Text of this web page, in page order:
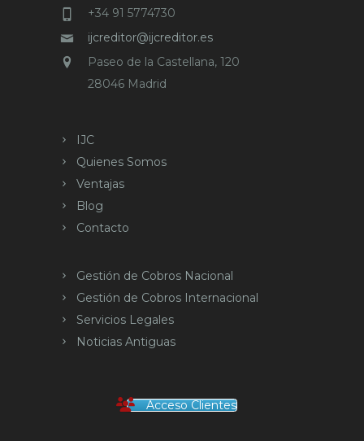
+34 91 5774730
ijcreditor@ijcreditor.es
Paseo de la Castellana, 120
28046 Madrid
IJC
Quienes Somos
Ventajas
Blog
Contacto
Gestión de Cobros Nacional
Gestión de Cobros Internacional
Servicios Legales
Noticias Antiguas
Acceso Clientes